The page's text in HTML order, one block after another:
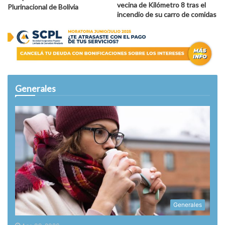
Plurinacional de Bolivia
vecina de Kilómetro 8 tras el
incendio de su carro de comidas
Generales
Generales